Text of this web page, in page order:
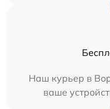
Наш курьер в
ваше